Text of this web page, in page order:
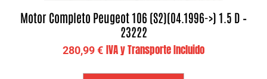
Motor Completo Peugeot 106 (S2)(04.1996->) 1.5 D –
23222
280,99€ IVA y Transporte Incluido